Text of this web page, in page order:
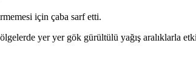
için çaba sarf etti.
yer yer gök gürültülü yağış aralıklarla